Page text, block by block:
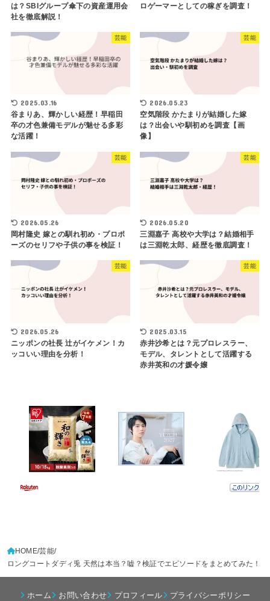
は？SBIグループ傘下の資産運用会
社を徹底解説！
ロゲーマーとしての稼ぎを調査！
芸能
2025.03.16
谷まりあ、輝かしい経歴！早稲田
卒の才色兼備モデルが魅せる多彩
な活躍！
芸能
2026.05.23
空気階段 かたまりが結婚した嫁
は？出会いや馴初めを調査【画
像】
芸能
2026.05.26
岡村隆史 嫁との馴れ初め・プロポ
ーズのセリフや子供の事を検証！
芸能
2026.05.20
三淵嘉子 高校や大学は？結婚相手
は三淵乾太郎、経歴を徹底調査！
芸能
2026.05.26
ニッポンの社長 辻がイケメン！カ
ッコいい理由を分析！
芸能
2025.03.15
赤井沙希とは？元プロレスラー、
モデル、タレントとして活躍する
赤井英和の才媛令嬢
HOME 芸能
ロングコートダディ兎 天然は本当？嘘？検証でエピソードをまとめてみた！
ホーム お問い合わせ プロフィール プライバシーポリシー